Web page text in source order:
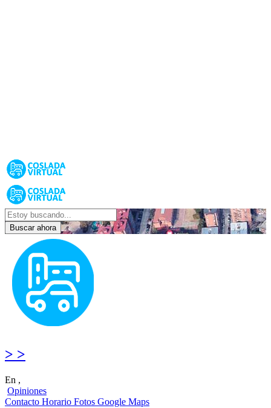
Buscar ahora
> >
En ,
Opiniones
Contacto Horario Fotos Google Maps